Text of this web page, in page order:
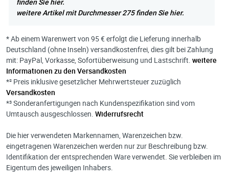
weitere Artikel mit Durchmesser 275 finden Sie hier.
* Ab einem Warenwert von 95 € erfolgt die Lieferung innerhalb
Deutschland (ohne Inseln) versandkostenfrei, dies gilt bei Zahlung
mit: PayPal, Vorkasse, Sofortüberweisung und Lastschrift. weitere
Informationen zu den Versandkosten
*² Preis inklusive gesetzlicher Mehrwertsteuer zuzüglich
Versandkosten
*³ Sonderanfertigungen nach Kundenspezifikation sind vom
Umtausch ausgeschlossen. Widerrufsrecht
Die hier verwendeten Markennamen, Warenzeichen bzw.
eingetragenen Warenzeichen werden nur zur Beschreibung bzw.
Identifikation der entsprechenden Ware verwendet. Sie verbleiben im
Eigentum des jeweiligen Inhabers.